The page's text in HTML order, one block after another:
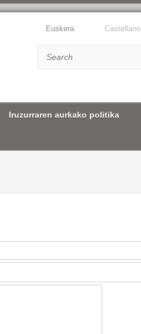
Euskera Castellano
Iruzurraren aurkako politika